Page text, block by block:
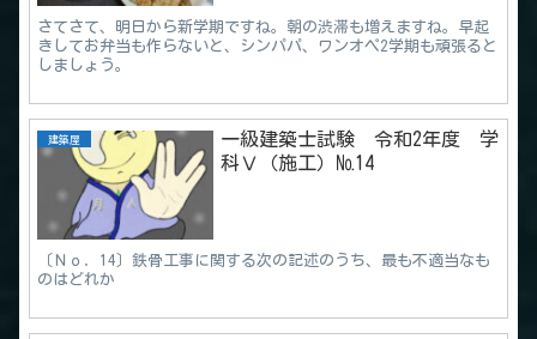
さてさて、明日から新学期ですね。朝の渋滞も増えますね。早起
きしてお弁当も作らないと、シンパパ、ワンオペ2学期も頑張ると
しましょう。
建築屋
一級建築士試験 令和2年度 学
科Ⅴ（施工）№14
〔Ｎｏ．14〕鉄骨工事に関する次の記述のうち、最も不適当なも
のはどれか